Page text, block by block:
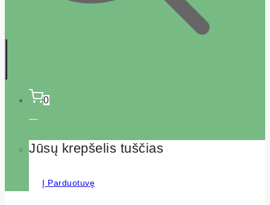
0
Jūsų krepšelis tuščias
Į Parduotuvę